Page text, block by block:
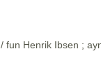
Henrik Ibsen ;